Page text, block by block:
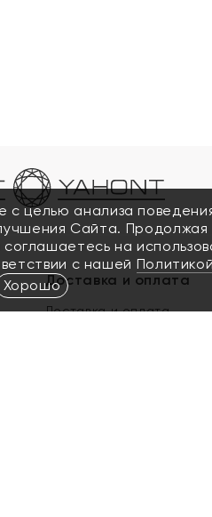
Доставка и оплата
Доставка и оплата
с целью анализа
Сайта. Продолжая
на
с нашей
Хорошо